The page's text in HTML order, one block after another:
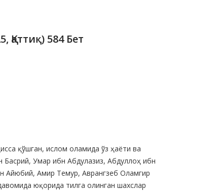
584 Бет
қўшган, ислом оламида ўз ҳаёти ва
Умар ибн Абдулазиз, Абдуллоҳ ибн
Айюбий, Амир Темур, Аврангзеб Оламгир
юқорида тилга олинган шахслар